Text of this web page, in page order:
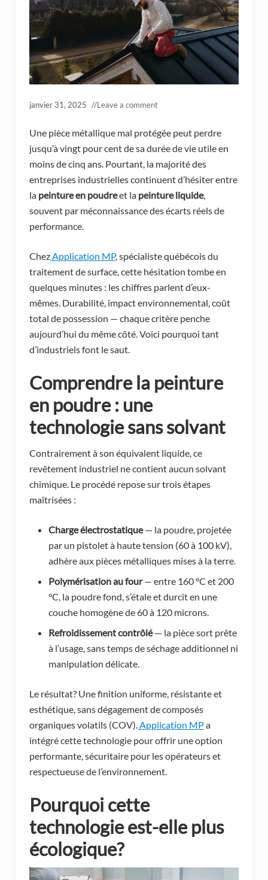
janvier 31, 2025 //Leave a comment
Une pièce métallique mal protégée peut perdre
jusqu’à vingt pour cent de sa durée de vie utile en
moins de cinq ans. Pourtant, la majorité des
entreprises industrielles continuent d’hésiter entre
la peinture en poudreet la peinture liquide,
souvent par méconnaissance des écarts réels de
performance.
Chez Application MP, spécialiste québécois du
traitement de surface, cette hésitation tombe en
quelques minutes : les chiffres parlent d’eux-
mêmes. Durabilité, impact environnemental, coût
total de possession — chaque critère penche
aujourd’hui du même côté. Voici pourquoi tant
d’industriels font le saut.
Comprendre la peinture
en poudre : une
technologie sans solvant
Contrairement à son équivalent liquide, ce
revêtement industriel ne contient aucun solvant
chimique. Le procédé repose sur trois étapes
maîtrisées :
Charge électrostatique— la poudre, projetée
par un pistolet à haute tension (60 à 100 kV),
adhère aux pièces métalliques mises à la terre.
Polymérisation au four— entre 160 °C et 200
°C, la poudre fond, s’étale et durcit en une
couche homogène de 60 à 120 microns.
Refroidissement contrôlé— la pièce sort prête
à l’usage, sans temps de séchage additionnel ni
manipulation délicate.
Le résultat? Une finition uniforme, résistante et
esthétique, sans dégagement de composés
organiques volatils (COV). Application MPa
intégré cette technologie pour offrir une option
performante, sécuritaire pour les opérateurs et
respectueuse de l’environnement.
Pourquoi cette
technologie est-elle plus
écologique?